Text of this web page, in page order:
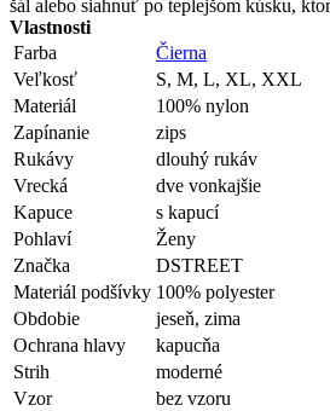
šál alebo siahnuť po teplejšom kúsku,
Vlastnosti
Farba
Čierna
Veľkosť
S, M, L, XL, XXL
Materiál
100% nylon
Zapínanie
zips
Rukávy
dlouhý rukáv
Vrecká
dve vonkajšie
Kapuce
s kapucí
Pohlaví
Ženy
Značka
DSTREET
Materiál podšívky 100% polyester
Obdobie
jeseň, zima
Ochrana hlavy
kapucňa
Strih
moderné
Vzor
bez vzoru